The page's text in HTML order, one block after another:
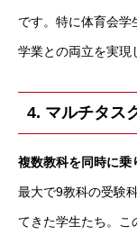
です。特に体育会学
学業との両立を実現
4. マルチタス
複数教科を同時に乗
最大で9教科の受験
てきた学生たち。こ